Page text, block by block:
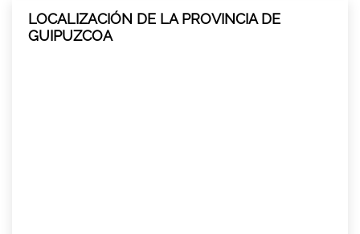
LOCALIZACIÓN DE LA PROVINCIA DE
GUIPUZCOA